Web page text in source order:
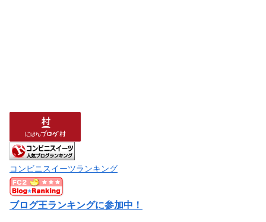
コンビニスイーツランキング
ブログ王ランキングに参加中！